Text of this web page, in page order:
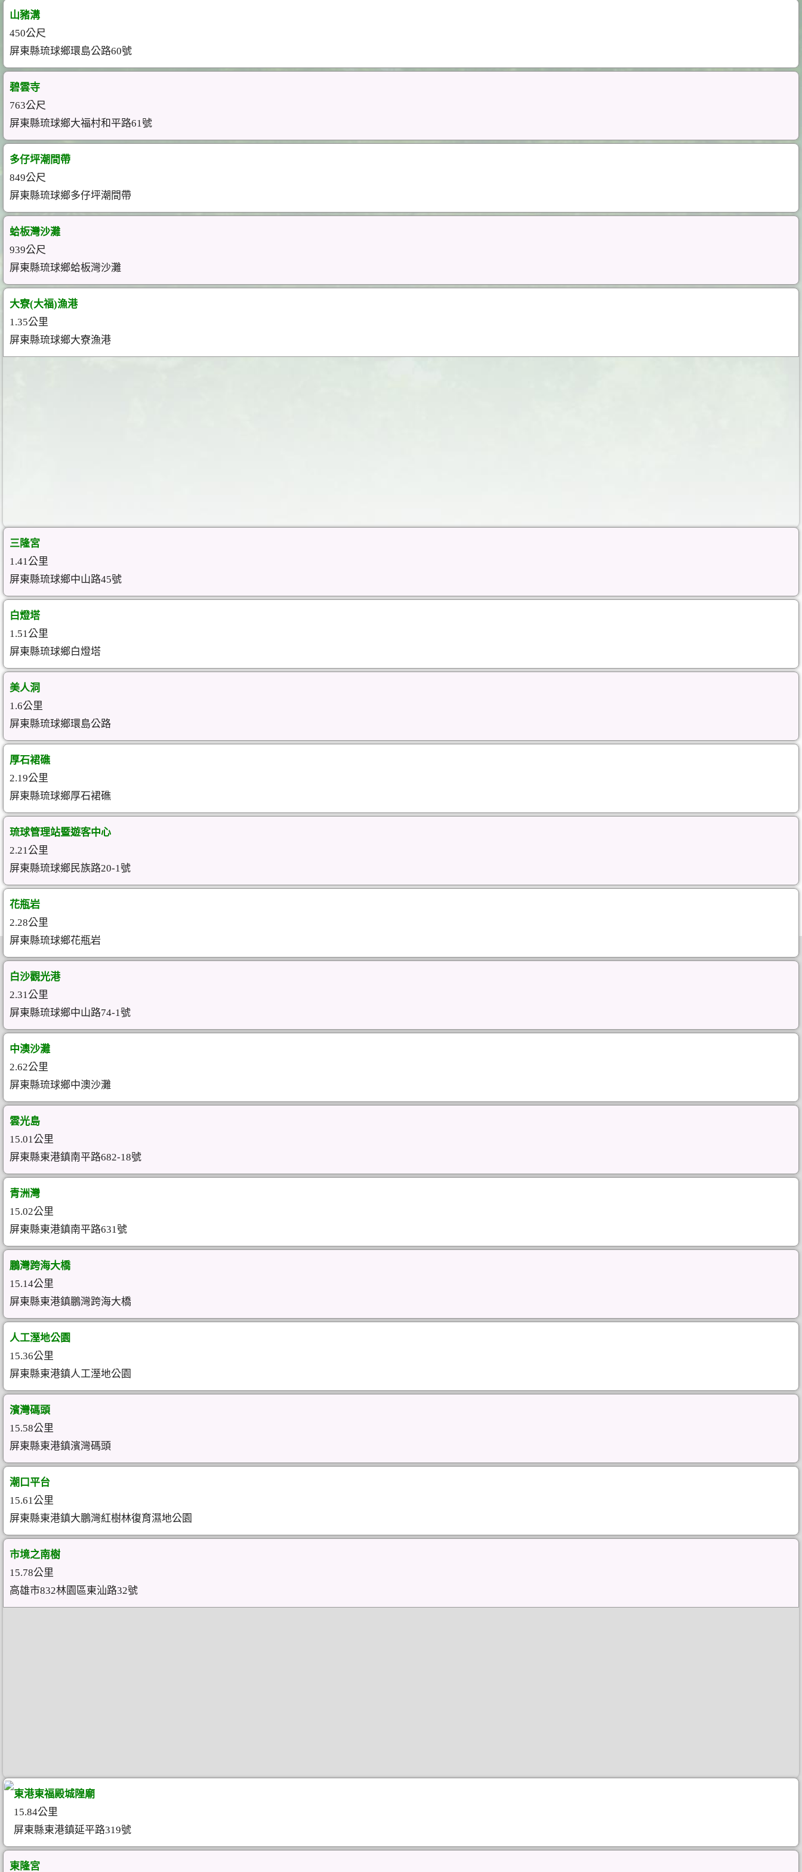
山豬溝
450公尺
屏東縣琉球鄉環島公路60號
碧雲寺
763公尺
屏東縣琉球鄉大福村和平路61號
多仔坪潮間帶
849公尺
屏東縣琉球鄉多仔坪潮間帶
蛤板灣沙灘
939公尺
屏東縣琉球鄉蛤板灣沙灘
大寮(大福)漁港
1.35公里
屏東縣琉球鄉大寮漁港
三隆宮
1.41公里
屏東縣琉球鄉中山路45號
白燈塔
1.51公里
屏東縣琉球鄉白燈塔
美人洞
1.6公里
屏東縣琉球鄉環島公路
厚石裙礁
2.19公里
屏東縣琉球鄉厚石裙礁
琉球管理站暨遊客中心
2.21公里
屏東縣琉球鄉民族路20-1號
花瓶岩
2.28公里
屏東縣琉球鄉花瓶岩
白沙觀光港
2.31公里
屏東縣琉球鄉中山路74-1號
中澳沙灘
2.62公里
屏東縣琉球鄉中澳沙灘
雲光島
15.01公里
屏東縣東港鎮南平路682-18號
青洲灣
15.02公里
屏東縣東港鎮南平路631號
鵬灣跨海大橋
15.14公里
屏東縣東港鎮鵬灣跨海大橋
人工溼地公園
15.36公里
屏東縣東港鎮人工溼地公園
濱灣碼頭
15.58公里
屏東縣東港鎮濱灣碼頭
潮口平台
15.61公里
屏東縣東港鎮大鵬灣紅樹林復育濕地公園
市境之南樹
15.78公里
高雄市832林園區東汕路32號
東港東福殿城隍廟
15.84公里
屏東縣東港鎮延平路319號
東隆宮